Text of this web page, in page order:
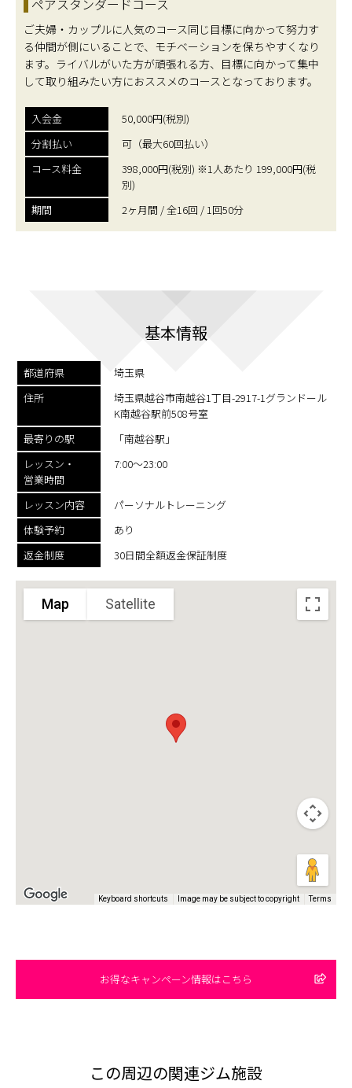
ご夫婦・カップルに人気のコース同じ目標に向かって努力す
る仲間が側にいることで、モチベーションを保ちやすくなり
ます。ライバルがいた方が頑張れる方、目標に向かって集中
して取り組みたい方におススメのコースとなっております。
入会金
50,000円(税別)
分割払い
可（最大60回払い）
コース料金
398,000円(税別) ※1人あたり 199,000円(税
別)
期間
2ヶ月間 / 全16回 / 1回50分
基本情報
都道府県
埼玉県
住所
埼玉県越谷市南越谷1丁目-2917-1グランドール
K南越谷駅前508号室
最寄りの駅
「南越谷駅」
レッスン・
営業時間
7:00～23:00
レッスン内容
パーソナルトレーニング
体験予約
あり
返金制度
30日間全額返金保証制度
Map Satellite
Keyboard shortcuts Image may be subject to copyright Terms
お得なキャンペーン情報はこちら
この周辺の関連ジム施設